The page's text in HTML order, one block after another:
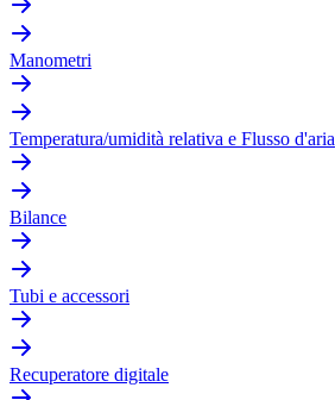
Manometri
Temperatura/umidità relativa e Flusso d'aria
Bilance
Tubi e accessori
Recuperatore digitale